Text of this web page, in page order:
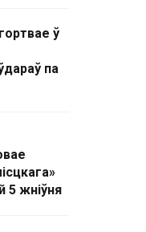
ў
па
5 жніўня